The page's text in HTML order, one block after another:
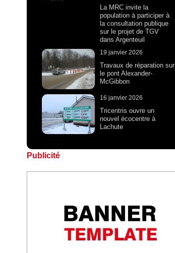
La MRC invite la
population à participer à
la consultation publique
sur le projet de TGV
dans Argenteuil
19 janvier 2026
Travaux de réparation sur
le pont Alexander-
McGibbon
16 janvier 2026
Tricentris ouvre un
nouvel écocentre à
Lachute
Publicité